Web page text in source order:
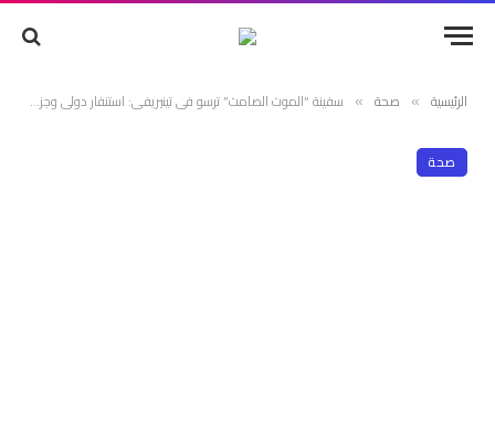
الرئيسية » صحة » سفينة “الموت الصامت” ترسو في تينيريفي: استنفار دولي وجزر الكناري تحبس أنفاسها أمام زحف “هانتا”
صحة